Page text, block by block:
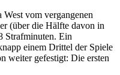
vom vergangenen
(über die Hälfte davon in
Strafminuten. Ein
einem Drittel der Spiele
weiter gefestigt: Die ersten